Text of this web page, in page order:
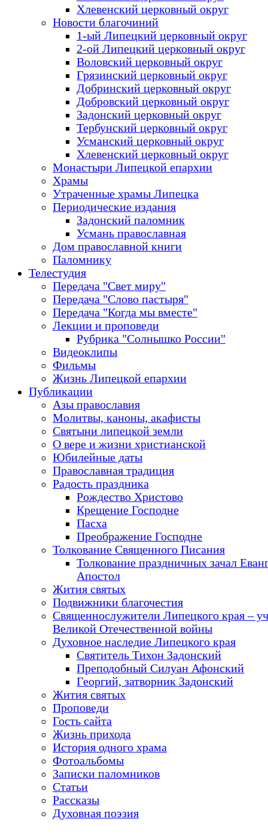
Хлевенский церковный округ
Новости благочиний
1-ый Липецкий церковный округ
2-ой Липецкий церковный округ
Воловский церковный округ
Грязинский церковный округ
Добринский церковный округ
Добровский церковный округ
Задонский церковный округ
Тербунский церковный округ
Усманский церковный округ
Хлевенский церковный округ
Монастыри Липецкой епархии
Храмы
Утраченные храмы Липецка
Периодические издания
Задонский паломник
Усмань православная
Дом православной книги
Паломнику
Телестудия
Передача "Свет миру"
Передача "Слово пастыря"
Передача "Когда мы вместе"
Лекции и проповеди
Рубрика "Солнышко России"
Видеоклипы
Фильмы
Жизнь Липецкой епархии
Публикации
Азы православия
Молитвы, каноны, акафисты
Святыни липецкой земли
О вере и жизни христианской
Юбилейные даты
Православная традиция
Радость праздника
Рождество Христово
Крещение Господне
Пасха
Преображение Господне
Толкование Священного Писания
Толкование праздничных зачал
Апостол
Жития святых
Подвижники благочестия
Священнослужители Липецкого края –
Великой Отечественной войны
Духовное наследие Липецкого края
Святитель Тихон Задонский
Преподобный Силуан Афонский
Георгий, затворник Задонский
Жития святых
Проповеди
Гость сайта
Жизнь прихода
История одного храма
Фотоальбомы
Записки паломников
Статьи
Рассказы
Духовная поэзия